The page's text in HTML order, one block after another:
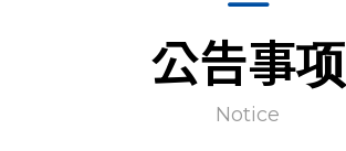
公告事项
Notice